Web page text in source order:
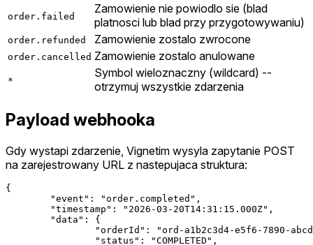
order.failed
Zamowienie nie powiodlo sie (blad
platnosci lub blad przy przygotowywaniu)
order.refunded Zamowienie zostalo zwrocone
order.cancelled Zamowienie zostalo anulowane
*
Symbol wieloznaczny (wildcard) --
otrzymuj wszystkie zdarzenia
Payload webhooka
Gdy wystapi zdarzenie, Vignetim wysyla zapytanie POST
na zarejestrowany URL z nastepujaca struktura:
{